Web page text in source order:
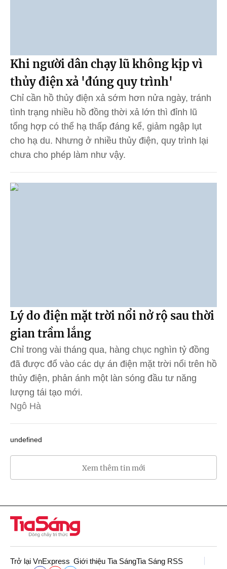
Khi người dân chạy lũ không kịp vì
thủy điện xả 'đúng quy trình'
Chỉ cần hồ thủy điện xả sớm hơn nửa ngày, tránh
tình trạng nhiều hồ đồng thời xả lớn thì đỉnh lũ
tổng hợp có thể hạ thấp đáng kể, giảm ngập lụt
cho hạ du. Nhưng ở nhiều thủy điện, quy trình lại
chưa cho phép làm như vậy.
Lý do điện mặt trời nổi nở rộ sau thời
gian trầm lắng
Chỉ trong vài tháng qua, hàng chục nghìn tỷ đồng
đã được đổ vào các dự án điện mặt trời nổi trên hồ
thủy điện, phản ánh một làn sóng đầu tư năng
lượng tái tạo mới.
Ngô Hà
undefined
Xem thêm tin mới
Trở lại VnExpress Giới thiệu Tia SángTia Sáng RSS